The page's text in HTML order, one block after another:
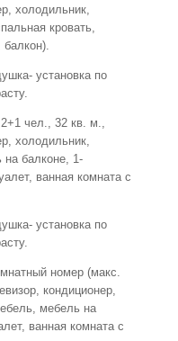
холодильник,
кровать,
установка по
чел., 32 кв. м.,
холодильник,
балконе, 1-
ванная комната с
установка по
номер (макс.
кондиционер,
мебель на
ванная комната с